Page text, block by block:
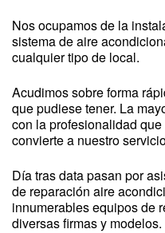
Nos ocupamos de la
sistema de aire
cualquier tipo de local.
Acudimos sobre forma
que pudiese tener. La
con la profesionalidad
convierte a nuestro
Día tras data pasan por
de reparación aire
innumerables equipos de
diversas firmas y modelos.